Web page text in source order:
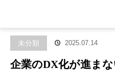
企
未分類 2025.07.14
企業のDX化が進ま